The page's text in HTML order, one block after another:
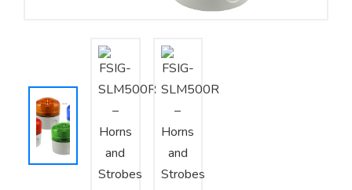
Tư vấn – Thiết kế – Cung cấp thiết bị HVAC
Tư vấn thiết kế, thi công tủ điều khiển
Thi công – Lắp đặt hệ thống HVAC